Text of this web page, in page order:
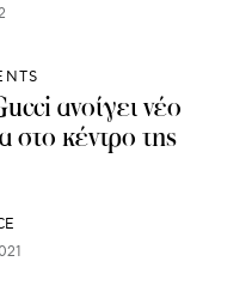
ανοίγει νέο
στο κέντρο της